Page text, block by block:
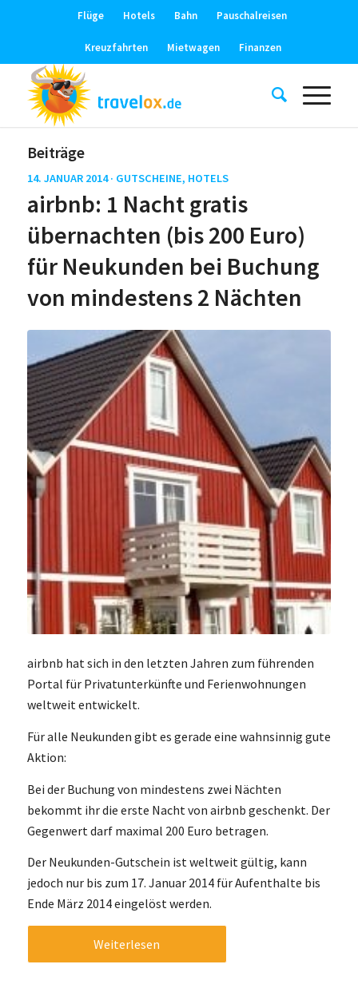
Flüge Hotels Bahn Pauschalreisen
Kreuzfahrten Mietwagen Finanzen
Beiträge
14. JANUAR 2014 · GUTSCHEINE, HOTELS
airbnb: 1 Nacht gratis
übernachten (bis 200 Euro)
für Neukunden bei Buchung
von mindestens 2 Nächten
airbnb hat sich in den letzten Jahren zum führenden
Portal für Privatunterkünfte und Ferienwohnungen
weltweit entwickelt.
Für alle Neukunden gibt es gerade eine wahnsinnig gute
Aktion:
Bei der Buchung von mindestens zwei Nächten
bekommt ihr die erste Nacht von airbnb geschenkt. Der
Gegenwert darf maximal 200 Euro betragen.
Der Neukunden-Gutschein ist weltweit gültig, kann
jedoch nur bis zum 17. Januar 2014 für Aufenthalte bis
Ende März 2014 eingelöst werden.
Weiterlesen